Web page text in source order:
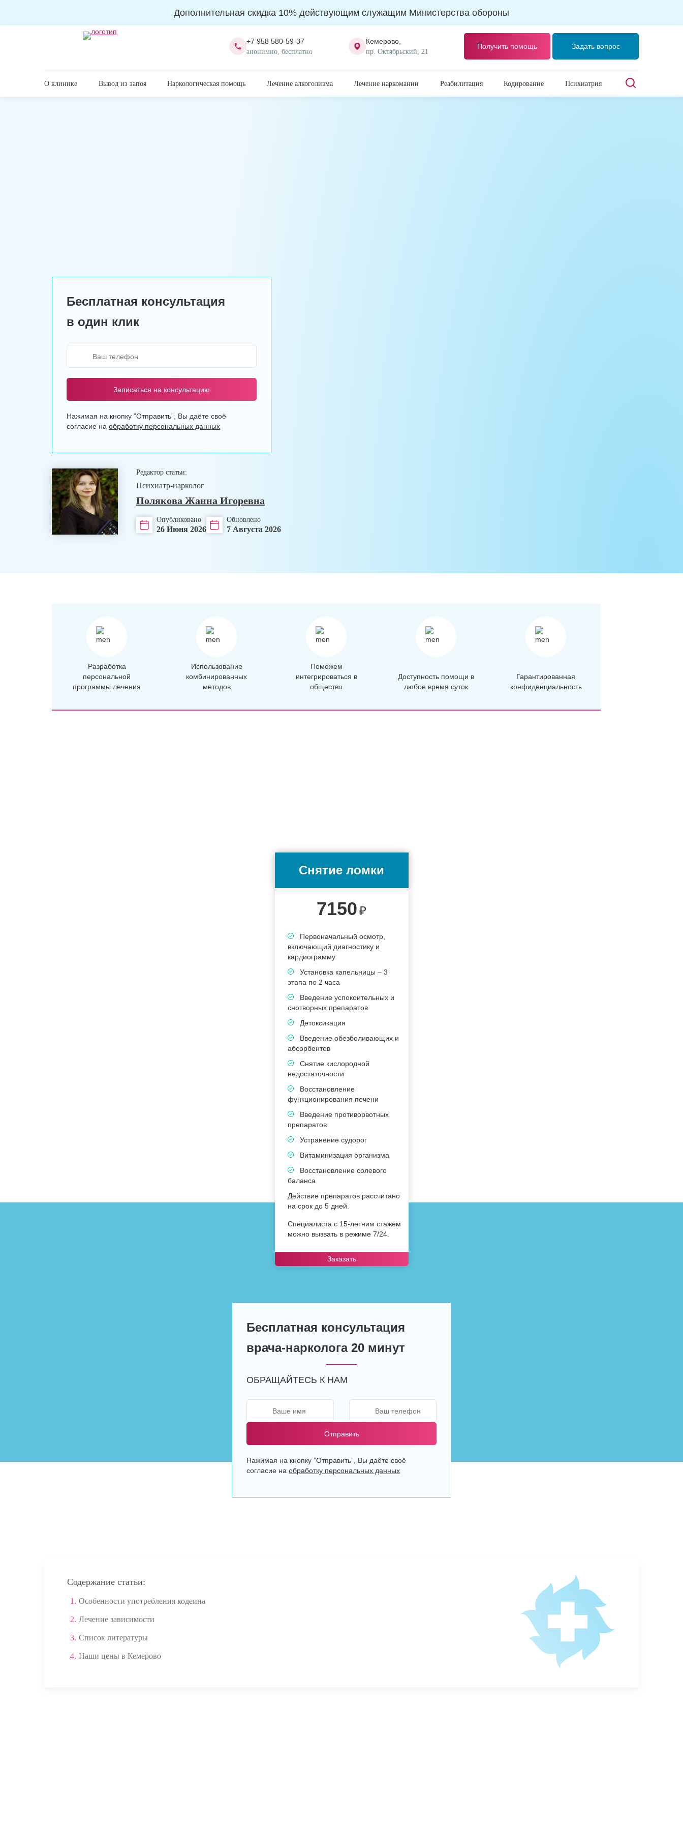
Дополнительная скидка 10% действующим служащим Министерства обороны
+7 958 580-59-37
анонимно, бесплатно
Кемерово,
пр. Октябрьский, 21
Получить помощь Задать вопрос
О клинике Вывод из запоя Наркологическая помощь Лечение алкоголизма Лечение наркомании Реабилитация Кодирование Психиатрия
Бесплатная консультация
в один клик
Записаться на консультацию
Нажимая на кнопку ”Отправить”, Вы даёте своё
согласие на обработку персональных данных
Редактор статьи:
Психиатр-нарколог
Полякова Жанна Игоревна
Опубликовано
26 Июня 2026
Обновлено
7 Августа 2026
Разработка
персональной
программы лечения
Использование
комбинированных
методов
Поможем
интегрироваться в
общество
Доступность помощи в
любое время суток
Гарантированная
конфиденциальность
Снятие ломки
7150₽
Первоначальный осмотр,
включающий диагностику и
кардиограмму
Установка капельницы – 3
этапа по 2 часа
Введение успокоительных и
снотворных препаратов
Детоксикация
Введение обезболивающих и
абсорбентов
Снятие кислородной
недостаточности
Восстановление
функционирования печени
Введение противорвотных
препаратов
Устранение судорог
Витаминизация организма
Восстановление солевого
баланса
Действие препаратов рассчитано
на срок до 5 дней.
Специалиста с 15-летним стажем
можно вызвать в режиме 7/24.
Заказать
Бесплатная консультация
врача-нарколога 20 минут
ОБРАЩАЙТЕСЬ К НАМ
Отправить
Нажимая на кнопку ”Отправить”, Вы даёте своё
согласие на обработку персональных данных
Содержание статьи:
1. Особенности употребления кодеина
2. Лечение зависимости
3. Список литературы
4. Наши цены в Кемерово